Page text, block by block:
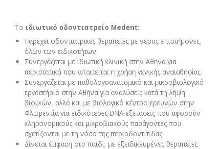
Το ιδιωτικό οδοντιατρείο Medent:
Παρέχει οδοντιατρικές θεραπείες με νέους επιστήμονες,
όλων των ειδικοτήτων.
Συνεργάζεται με ιδιωτική κλινική στην Αθήνα για
περιστατικά που απαιτείται η χρήση γενικής αναισθησίας.
Συνεργάζεται με παθολογοανατομικό και μικροβιολογικό
εργαστήριο στην Αθήνα για αναλύσεις κατά τη λήψη
βιοψιών, αλλά και με βιολογικό κέντρο ερευνών στην
Φλωρεντία για ειδικότερες DNA εξετάσεις που αφορούν
κληρονομικούς και μικροβιακούς παράγοντες που
σχετίζονται με τη νόσο της περιοδοντίτιδας.
Δίνεται έμφαση στο παιδί, με εξειδικευμένες θεραπείες